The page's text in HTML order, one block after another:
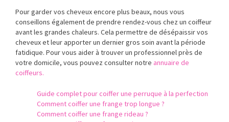
Pour garder vos cheveux encore plus beaux, nous vous
conseillons également de prendre rendez-vous chez un coiffeur
avant les grandes chaleurs. Cela permettre de désépaissir vos
cheveux et leur apporter un dernier gros soin avant la période
fatidique. Pour vous aider à trouver un professionnel près de
votre domicile, vous pouvez consulter notre annuaire de
coiffeurs.
Guide complet pour coiffer une perruque à la perfection
Comment coiffer une frange trop longue ?
Comment coiffer une frange rideau ?